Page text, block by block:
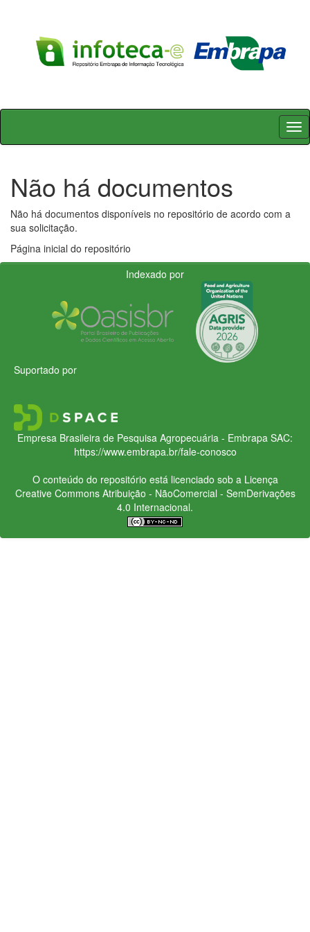
Skip
Não há documentos
Não há documentos disponíveis no repositório de acordo com a
sua solicitação.
Página inicial do repositório
Indexado por
Suportado por
Empresa Brasileira de Pesquisa Agropecuária - Embrapa SAC:
https://www.embrapa.br/fale-conosco
O conteúdo do repositório está licenciado sob a Licença
Creative CommonsAtribuição - NãoComercial - SemDerivações
4.0 Internacional.